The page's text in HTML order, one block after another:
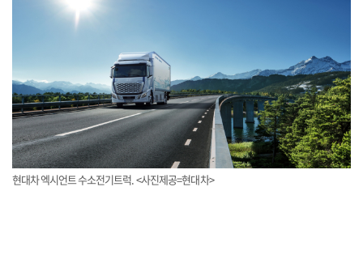
현대차 엑시언트 수소전기트럭. <사진제공=현대차>